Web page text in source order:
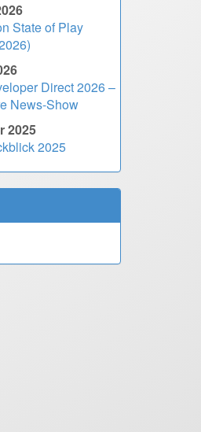
State of Play
Direct 2026 –
News-Show
2025
2025